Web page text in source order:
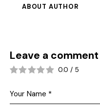
ABOUT AUTHOR
Leave a comment
0.0 / 5